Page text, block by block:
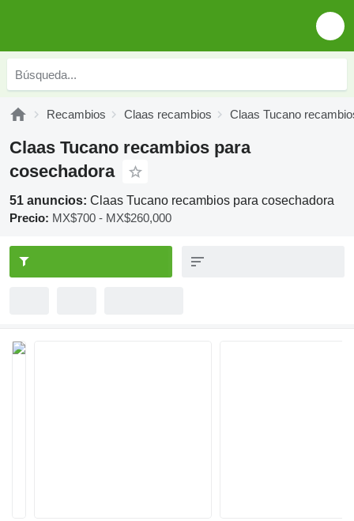
Recambios Claas recambios Claas Tucano
Claas Tucano recambios para
cosechadora
51 anuncios: Claas Tucano recambios para cosechadora
Precio: MX$700 - MX$260,000